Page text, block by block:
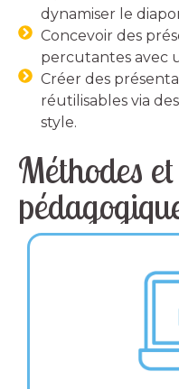
dynamiser le
Concevoir des
percutantes avec
Créer des
réutilisables via
style.
Méthodes
avant le